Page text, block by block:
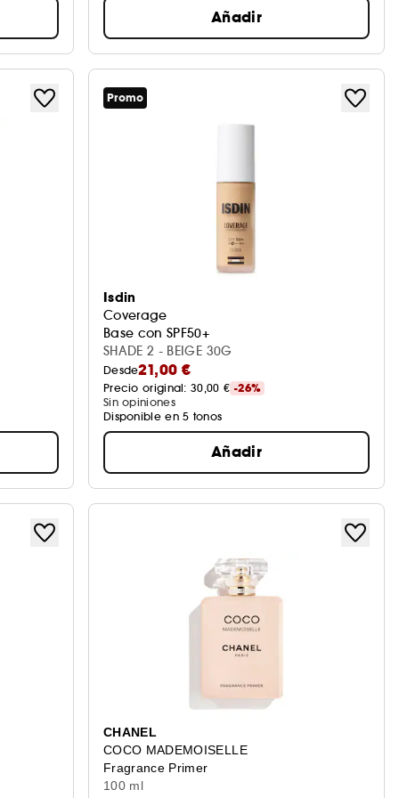
Añadir
Promo
Isdin
Coverage
Base con SPF50+
SHADE 2 - BEIGE 30G
Desde21,00 €
Precio original: 30,00 € -26%
Sin opiniones
Disponible en 5 tonos
Añadir
CHANEL
COCO MADEMOISELLE
Fragrance Primer
100 ml